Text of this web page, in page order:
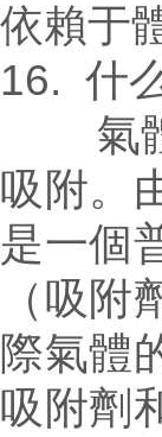
依賴于
16. 什
氣體
吸附。
是一個
（吸
際氣體
吸附劑